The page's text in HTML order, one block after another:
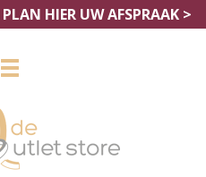
PLAN HIER UW AFSPRAAK >